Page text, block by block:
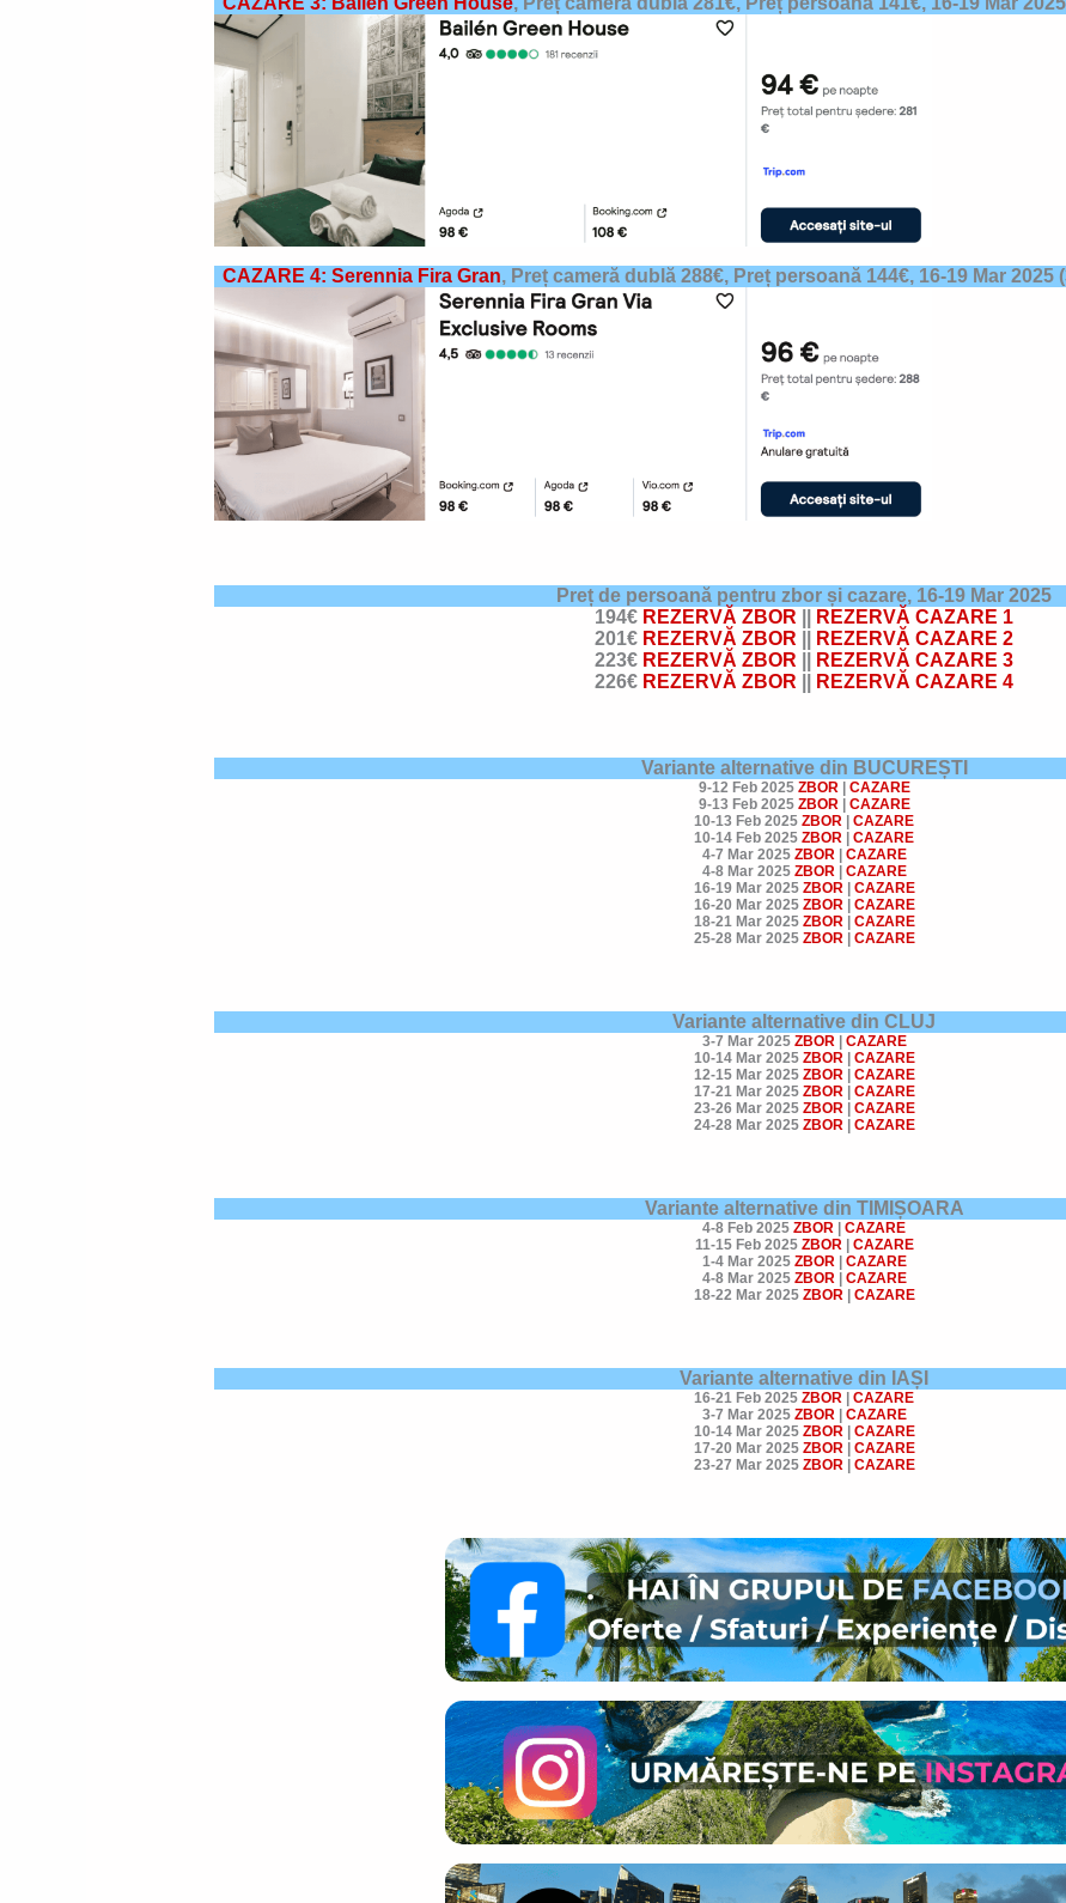
CAZARE 4: Serennia Fira Gran, Preț cameră dublă 288€, Preț persoană 144€, 16-19 Mar 2025
Preț de persoană pentru zbor și cazare, 16-19 Mar 2025
194€ REZERVĂ ZBOR
REZERVĂ CAZARE 1
201€ REZERVĂ ZBOR
REZERVĂ CAZARE 2
223€ REZERVĂ ZBOR
REZERVĂ CAZARE 3
226€ REZERVĂ ZBOR REZERVĂ CAZARE 4
Variante alternative din BUCUREȘTI
9-12 Feb 2025 ZBOR| CAZARE
9-13 Feb 2025 ZBOR| CAZARE
10-13 Feb 2025 ZBOR
CAZARE
10-14 Feb 2025 ZBOR
CAZARE
4-7 Mar 2025 ZBOR| CAZARE
4-8 Mar 2025 ZBOR| CAZARE
16-19 Mar 2025 ZBOR| CAZARE
16-20 Mar 2025 ZBOR| CAZARE
18-21 Mar 2025 ZBOR| CAZARE
25-28 Mar 2025 ZBOR| CAZARE
Variante alternative din CLUJ
3-7 Mar 2025 ZBOR| CAZARE
10-14 Mar 2025 ZBOR| CAZARE
12-15 Mar 2025 ZBOR| CAZARE
17-21 Mar 2025 ZBOR| CAZARE
23-26 Mar 2025 ZBOR| CAZARE
24-28 Mar 2025 ZBOR| CAZARE
Variante alternative din TIMIȘOARA
4-8 Feb 2025 ZBOR
CAZARE
11-15 Feb 2025 ZBOR| CAZARE
1-4 Mar 2025 ZBOR| CAZARE
4-8 Mar 2025 ZBOR| CAZARE
18-22 Mar 2025 ZBOR| CAZARE
Variante alternative din IAȘI
16-21 Feb 2025 ZBOR
CAZARE
3-7 Mar 2025 ZBOR| CAZARE
10-14 Mar 2025 ZBOR| CAZARE
17-20 Mar 2025 ZBOR| CAZARE
23-27 Mar 2025 ZBOR| CAZARE